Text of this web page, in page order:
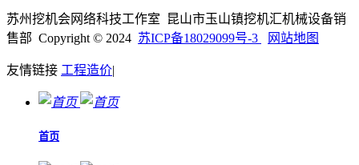
苏州挖机会网络科技工作室 昆山市玉山镇挖机汇机械设备销
售部 Copyright © 2024 苏ICP备18029099号-3 网站地图
友情链接 工程造价|
首页